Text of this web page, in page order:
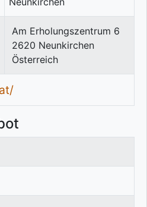
Am Erholungszentrum 6
2620 Neunkirchen
Österreich